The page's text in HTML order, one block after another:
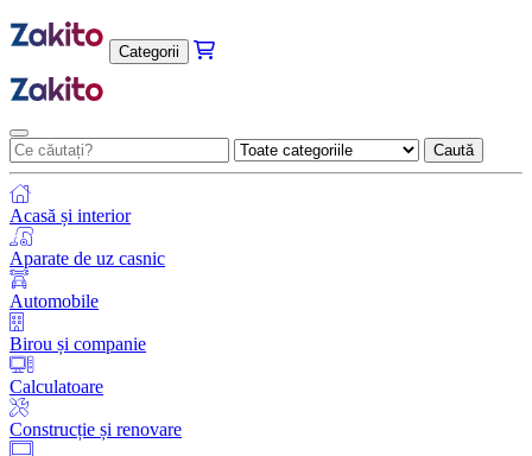
Categorii
Caută
Acasă și interior
Aparate de uz casnic
Automobile
Birou și companie
Calculatoare
Construcție și renovare